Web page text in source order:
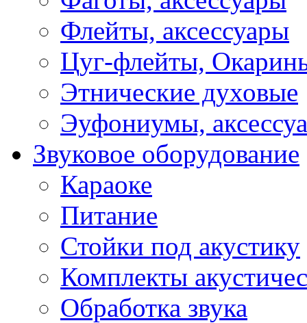
Флейты, аксессуары
Цуг-флейты,
Этнические духовые
Эуфониумы,
Звуковое оборудование
Караоке
Питание
Стойки под акустику
Комплекты
Обработка звука